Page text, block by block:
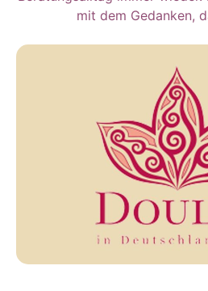
mit dem Gedanken,